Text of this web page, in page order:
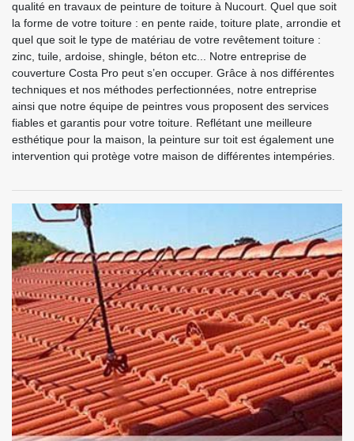
qualité en travaux de peinture de toiture à Nucourt. Quel que soit
la forme de votre toiture : en pente raide, toiture plate, arrondie et
quel que soit le type de matériau de votre revêtement toiture :
zinc, tuile, ardoise, shingle, béton etc... Notre entreprise de
couverture Costa Pro peut s’en occuper. Grâce à nos différentes
techniques et nos méthodes perfectionnées, notre entreprise
ainsi que notre équipe de peintres vous proposent des services
fiables et garantis pour votre toiture. Reflétant une meilleure
esthétique pour la maison, la peinture sur toit est également une
intervention qui protège votre maison de différentes intempéries.